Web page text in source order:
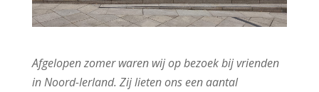
Afgelopen zomer waren wij op bezoek bij vrienden
in Noord-Ierland. Zij lieten ons een aantal